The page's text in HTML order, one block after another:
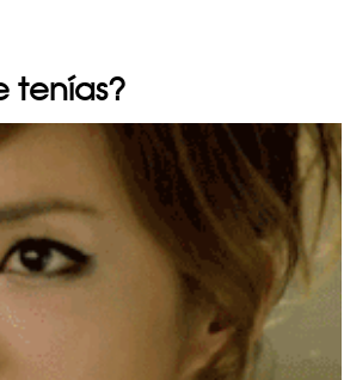
tenías?